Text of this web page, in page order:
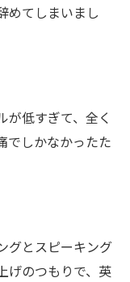
めてしまいまし
が低すぎて、全く
でしかなかったた
グとスピーキング
げのつもりで、英